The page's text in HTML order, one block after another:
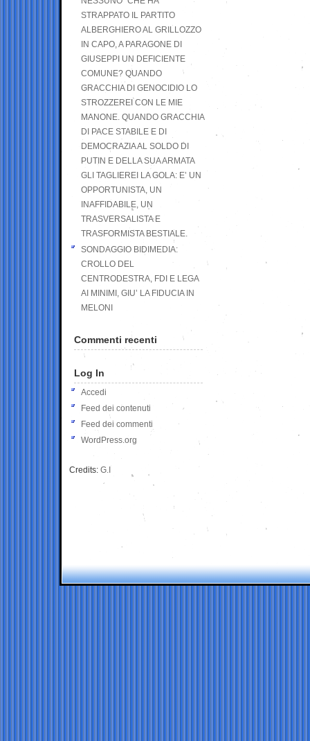
STRAPPATO IL PARTITO
ALBERGHIERO AL GRILLOZZO
IN CAPO, A PARAGONE DI
GIUSEPPI UN DEFICIENTE
COMUNE? QUANDO
GRACCHIA DI GENOCIDIO LO
STROZZEREI CON LE MIE
MANONE. QUANDO GRACCHIA
DI PACE STABILE E DI
DEMOCRAZIA AL SOLDO DI
PUTIN E DELLA SUA ARMATA
GLI TAGLIEREI LA GOLA: E’ UN
OPPORTUNISTA, UN
INAFFIDABILE, UN
TRASVERSALISTA E
TRASFORMISTA BESTIALE.
SONDAGGIO BIDIMEDIA:
CROLLO DEL
CENTRODESTRA, FDI E LEGA
AI MINIMI, GIU’ LA FIDUCIA IN
MELONI
Commenti recenti
Log In
Accedi
Feed dei contenuti
Feed dei commenti
WordPress.org
Credits: G.I